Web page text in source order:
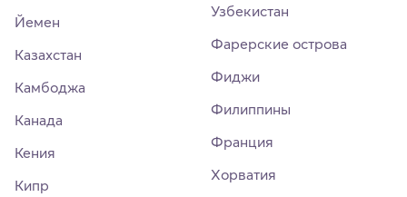
Йемен
Казахстан
Камбоджа
Канада
Кения
Кипр
Узбекистан
Фарерские острова
Фиджи
Филиппины
Франция
Хорватия